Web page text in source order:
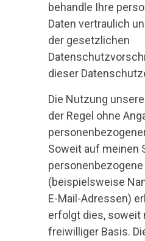
behandle Ihre
Daten vertraulich
der gesetzlichen
dieser
Die Nutzung
der Regel ohne
Soweit auf meinen
personenbezogene
(beispielsweise
E-Mail-Adressen)
erfolgt dies, soweit
freiwilliger Basis.